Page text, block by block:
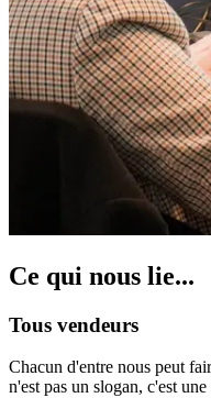
Ce qui nous lie...
Tous vendeurs
Chacun d'entre nous peut
n'est pas un slogan, c'est